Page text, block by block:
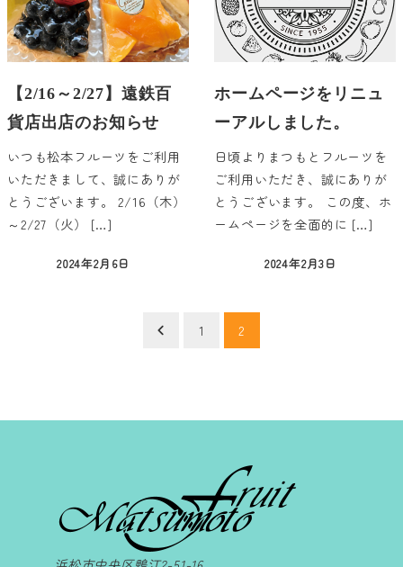
【2/16～2/27】遠鉄百
貨店出店のお知らせ
いつも松本フルーツをご利用
いただきまして、誠にありが
とうございます。 2/16（木）
～2/27（火） […]
投稿日
2024年2月6日
ホームページをリニュ
ーアルしました。
日頃よりまつもとフルーツを
ご利用いただき、誠にありが
とうございます。 この度、ホ
ームページを全面的に […]
投稿日
2024年2月3日
1 2